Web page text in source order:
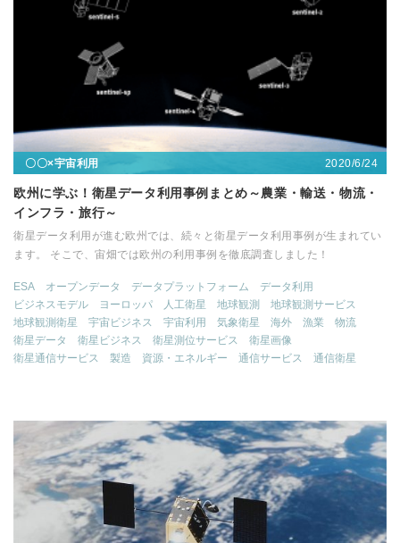
〇〇×宇宙利用 2020/6/24
欧州に学ぶ！衛星データ利用事例まとめ～農業・輸送・物流・
インフラ・旅行～
衛星データ利用が進む欧州では、続々と衛星データ利用事例が生まれてい
ます。 そこで、宙畑では欧州の利用事例を徹底調査しました！
ESA オープンデータ データプラットフォーム
データ利用
ビジネスモデル
ヨーロッパ 人工衛星 地球観測
地球観測サービス
地球観測衛星
宇宙ビジネス 宇宙利用 気象衛星 海外 漁業
物流
衛星データ
衛星ビジネス 衛星測位サービス
衛星画像
衛星通信サービス
製造 資源・エネルギー 通信サービス 通信衛星